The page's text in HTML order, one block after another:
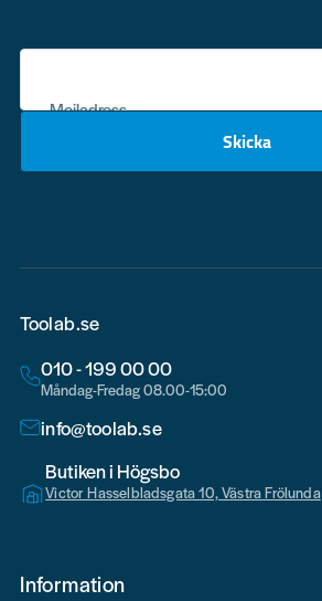
Mejladress
Skicka
Toolab.se
010 - 199 00 00
Måndag-Fredag 08.00-15:00
info@toolab.se
Butiken i Högsbo
Victor Hasselbladsgata 10, Västra Frölunda
Information